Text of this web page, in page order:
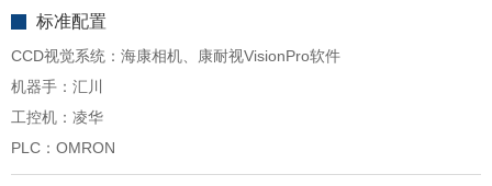
标准配置
CCD视觉系统：海康相机、康耐视VisionPro软件
机器手：汇川
工控机：凌华
PLC：OMRON